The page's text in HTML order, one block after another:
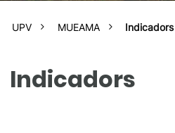
UPV MUEAMA Indicadors
Indicadors